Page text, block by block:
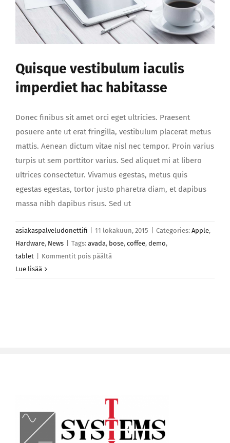
Quisque vestibulum iaculis
imperdiet hac habitasse
Donec finibus sit amet orci eget ultricies. Praesent
posuere ante ut erat fringilla, vestibulum placerat metus
mattis. Aenean dictum vitae nisl nec tempor. Proin varius
turpis ut sem porttitor varius. Sed aliquet mi at libero
ultrices consectetur. Vivamus egestas, metus quis
egestas egestas, tortor justo pharetra diam, et dapibus
massa nibh dapibus risus. Sed ut
asiakaspalveludonettifi 11 lokakuun, 2015 Categories: Apple,
Hardware, News Tags: avada, bose, coffee, demo,
tablet
Kommentit pois päältä
Lue lisää